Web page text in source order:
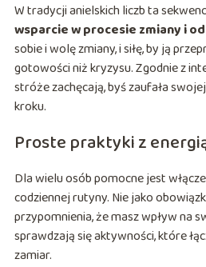
W tradycji anielskich liczb ta
wsparcie w procesie zmiany i
sobie i wolę zmiany, i siłę, by ją
gotowości niż kryzysu. Zgodnie z
stróże zachęcają, byś zaufała
kroku.
Proste praktyki z
Dla wielu osób pomocne jest
codziennej rutyny. Nie jako
przypomnienia, że masz wpływ na
sprawdzają się aktywności, które
zamiar.